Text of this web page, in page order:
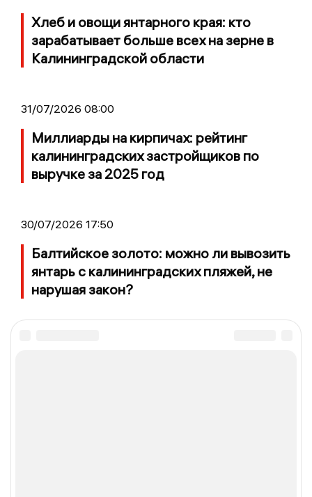
Хлеб и овощи янтарного края: кто
зарабатывает больше всех на зерне в
Калининградской области
31/07/2026 08:00
Миллиарды на кирпичах: рейтинг
калининградских застройщиков по
выручке за 2025 год
30/07/2026 17:50
Балтийское золото: можно ли вывозить
янтарь с калининградских пляжей, не
нарушая закон?